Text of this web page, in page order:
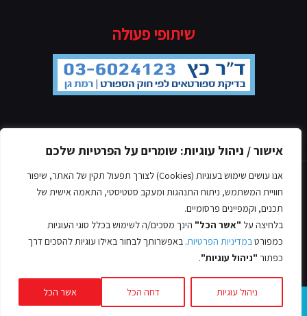
אישור / ניהול עוגיות: שומרים על הפרטיות שלכם
אנו עושים שימוש בעוגיות (Cookies) לצורך תפעול תקין של האתר, שיפור
חוויית המשתמש, ניתוח התנהגות ומעקב סטטיסטי, התאמה אישית של
תכנים, וקמפיינים פרסומיים.
בלחיצה על "אשר הכל" הינך מסכים/ה לשימוש בכלל סוגי העוגיות
כמפורטבמדיניות הפרטיות. באפשרותך לבחור באילו עוגיות להסכים דרך
כפתור "ניהול עוגיות".
ניהול עוגיות דחה הכל אשר הכל
שיתופי פעולה
מדיניות הפרטיות
© כל הזכויות שמורות אסף לב, 2022
עיצוב ובניית אתרים -